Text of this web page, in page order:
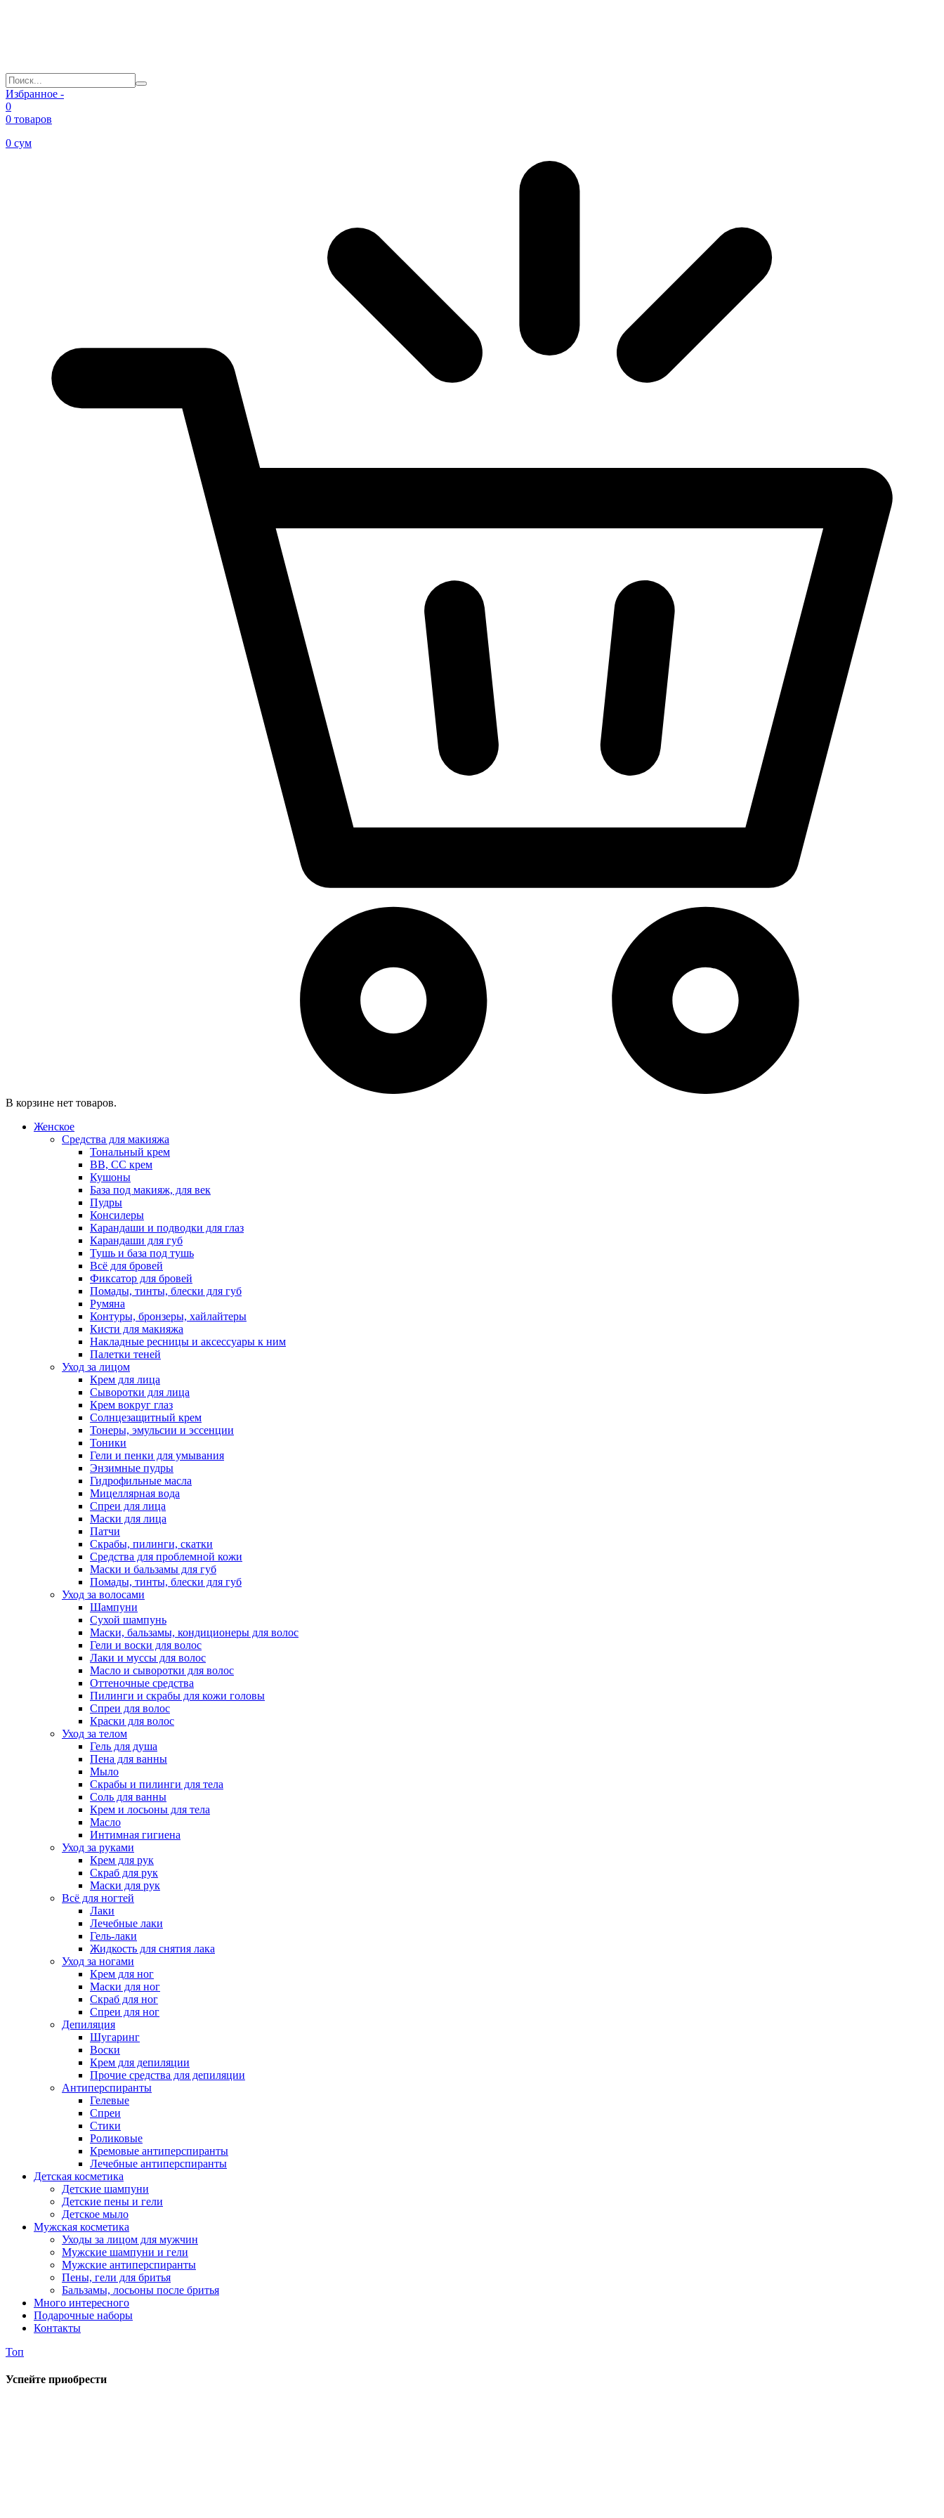
Избранное -
0
0 товаров
0 сум
В корзине нет товаров.
Женское
Средства для макияжа
Тональный крем
BB, CC крем
Кушоны
База под макияж, для век
Пудры
Консилеры
Карандаши и подводки для глаз
Карандаши для губ
Тушь и база под тушь
Всё для бровей
Фиксатор для бровей
Помады, тинты, блески для губ
Румяна
Контуры, бронзеры, хайлайтеры
Кисти для макияжа
Накладные ресницы и аксессуары к ним
Палетки теней
Уход за лицом
Крем для лица
Сыворотки для лица
Крем вокруг глаз
Солнцезащитный крем
Тонеры, эмульсии и эссенции
Тоники
Гели и пенки для умывания
Энзимные пудры
Гидрофильные масла
Мицеллярная вода
Спреи для лица
Маски для лица
Патчи
Скрабы, пилинги, скатки
Средства для проблемной кожи
Маски и бальзамы для губ
Помады, тинты, блески для губ
Уход за волосами
Шампуни
Сухой шампунь
Маски, бальзамы, кондиционеры для волос
Гели и воски для волос
Лаки и муссы для волос
Масло и сыворотки для волос
Оттеночные средства
Пилинги и скрабы для кожи головы
Спреи для волос
Краски для волос
Уход за телом
Гель для душа
Пена для ванны
Мыло
Скрабы и пилинги для тела
Соль для ванны
Крем и лосьоны для тела
Масло
Интимная гигиена
Уход за руками
Крем для рук
Скраб для рук
Маски для рук
Всё для ногтей
Лаки
Лечебные лаки
Гель-лаки
Жидкость для снятия лака
Уход за ногами
Крем для ног
Маски для ног
Скраб для ног
Спреи для ног
Депиляция
Шугаринг
Воски
Крем для депиляции
Прочие средства для депиляции
Антиперспиранты
Гелевые
Спреи
Стики
Роликовые
Кремовые антиперспиранты
Лечебные антиперспиранты
Детская косметика
Детские шампуни
Детские пены и гели
Детское мыло
Мужская косметика
Уходы за лицом для мужчин
Мужские шампуни и гели
Мужские антиперспиранты
Пены, гели для бритья
Бальзамы, лосьоны после бритья
Много интересного
Подарочные наборы
Контакты
Топ
Успейте приобрести